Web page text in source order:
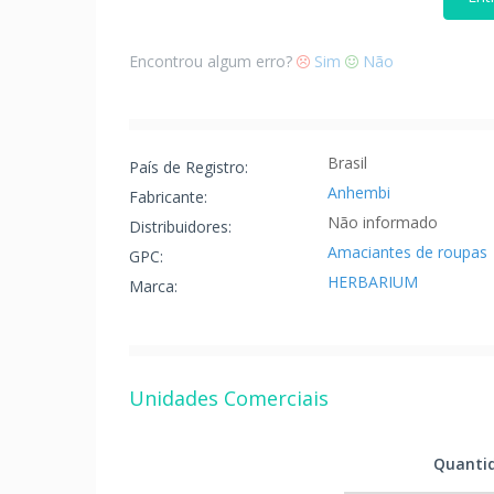
Encontrou algum erro? Sim Não
País de Registro:
Brasil
Fabricante:
Anhembi
Distribuidores:
Não informado
GPC:
Amaciantes de roupas
Marca:
HERBARIUM
Unidades Comerciais